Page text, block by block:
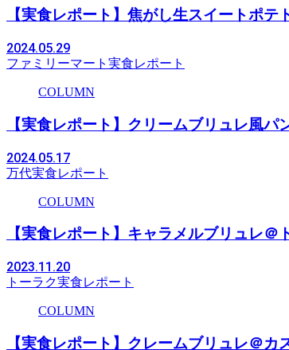
【実食レポート】焦がし生スイートポテ
2024.05.29
ファミリーマート 実食レポート
COLUMN
【実食レポート】クリームブリュレ風パ
2024.05.17
万代実食レポート
COLUMN
【実食レポート】キャラメルブリュレ＠
2023.11.20
トーラク実食レポート
COLUMN
【実食レポート】クレームブリュレ＠カ